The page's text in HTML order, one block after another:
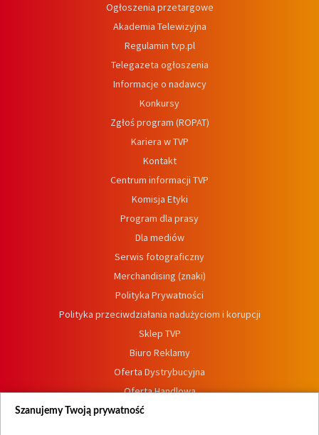
Ogłoszenia przetargowe
Akademia Telewizyjna
Regulamin tvp.pl
Telegazeta ogłoszenia
Informacje o nadawcy
Konkursy
Zgłoś program (ROPAT)
Kariera w TVP
Kontakt
Centrum informacji TVP
Komisja Etyki
Program dla prasy
Dla mediów
Serwis fotograficzny
Merchandising (znaki)
Polityka Prywatności
Polityka przeciwdziałania nadużyciom i korupcji
Sklep TVP
Biuro Reklamy
Oferta Dystrybucyjna
Oferta Handlowa
Dostępność
Szanujemy Twoją prywatność